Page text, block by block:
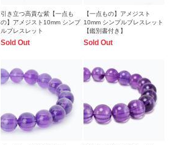
引き立つ高貴な紫【一点も
の】アメジスト10mm シンプ
ルブレスレット
Sold Out
【一点もの】アメジスト
10mm シンプルブレスレット
【鑑別書付き】
Sold Out